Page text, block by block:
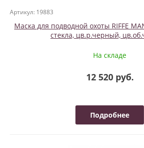
Артикул: 19883
Маска для подводной охоты RIFFE
стекла, цв.р.черный,
На складе
12 520 руб.
Подробнее